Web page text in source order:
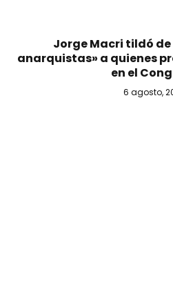
Jorge Macri tildó
anarquistas» a quienes
en el
6 agosto,